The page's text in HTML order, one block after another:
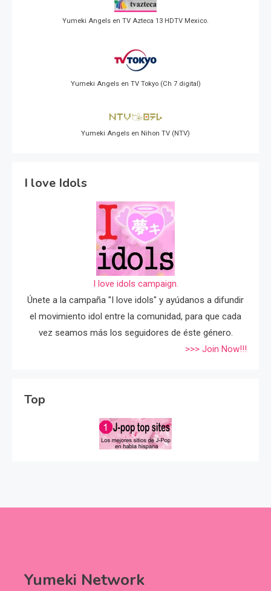
Yumeki Angels en TV Azteca 13 HDTV Mexico.
Yumeki Angels en TV Tokyo (Ch 7 digital)
Yumeki Angels en Nihon TV (NTV)
I love Idols
I love idols campaign.
Únete a la campaña "I love idols" y ayúdanos a difundir
el movimiento idol entre la comunidad, para que cada
vez seamos más los seguidores de éste género.
>>> Join Now!!!
Top
Yumeki Network